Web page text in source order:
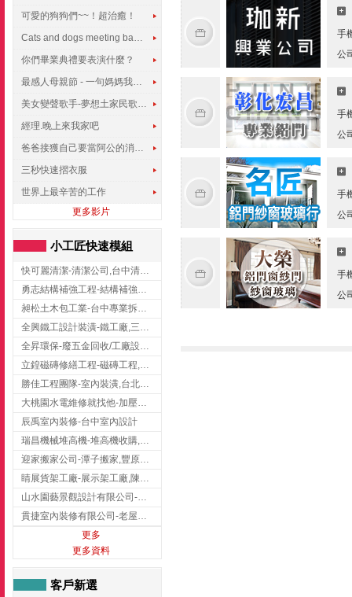
可愛的狗狗們~~！超治癒！
Cats and dogs meeting babies for the first time
你們畢業典禮要表演什麼？
最感人母親節 - 一句媽媽我愛你
美女變聲歌手-夢想土家民歌傳遍世界
經理.晚上來我家吧
爸爸接獲自己要當阿公的消息，反應史上最可愛!!!
三秒快速摺衣服
世界上最辛苦的工作
更多影片
小工匠快速模組
快可麗清潔-清潔公司,台中清潔公司,台中居家清潔
勇志結構補強工程-結構補強工程 ,桃園結構補強工程,龍潭結構補強工程
昶松土木包工業-台中專業拆除工程/挖土機出租
全興鐵工設計裝潢-鐵工廠,三峽鐵工廠,台北鐵工廠
全昇環保-廢五金回收/工廠設備收購/機械設備回收/高價收購廠房設備
立鍠磁磚修繕工程-磁磚工程,磁磚修補,新竹磁磚工程
勝佳工程團隊-室內裝潢,台北房屋裝修,三重室內裝修
大桃園水電維修就找他-加壓馬達,抽水馬達,桃園水電行,中壢水電
辰禹室內裝修-台中室內設計
瑞昌機械堆高機-堆高機收購,新北市堆高機,桃園堆高機
迎家搬家公司-潭子搬家,豐原搬家,大雅搬家,大甲搬家,台中推薦搬家,台中搬家
睛展貨架工廠-展示架工廠,陳列架,台中展示架工廠
山水園藝景觀設計有限公司-景觀工程,景觀設計,新竹園藝工程,新竹景觀設計
貫捷室內裝修有限公司-老屋翻新工程,台中老屋翻新工程,台中舊屋翻新
更多
更多資料
客戶新選
手
公
手
公
手
公
手
公